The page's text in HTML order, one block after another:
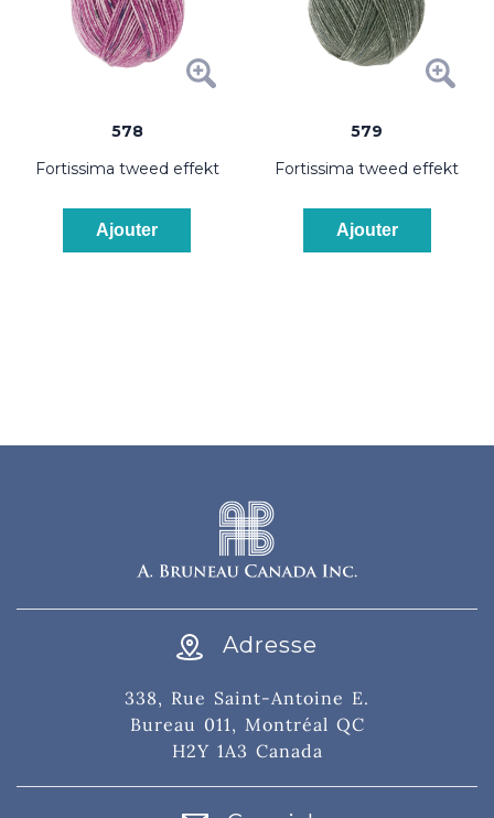
578
fortissima tweed effekt
Ajouter
579
fortissima tweed effekt
Ajouter
Adresse
338, Rue Saint-Antoine E.
Bureau 011, Montréal QC
H2Y 1A3 Canada